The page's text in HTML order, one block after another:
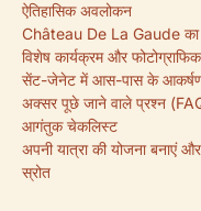
ऐतिहासिक अवलोकन
Château De La Gaude का
विशेष कार्यक्रम और
सेंट-जेनेट में आस-पास के
अक्सर पूछे जाने वाले प्रश्न
आगंतुक चेकलिस्ट
अपनी यात्रा की योजना बनाएं
स्रोत